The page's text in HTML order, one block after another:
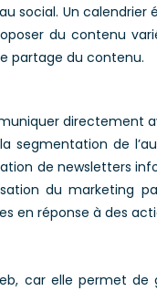
Un
du contenu
partage du contenu.
directement
segmentation de
de newsletters
du marketing
réponse à des
car elle permet